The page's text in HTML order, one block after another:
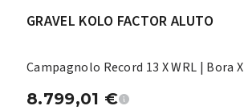
GRAVEL KOLO FACTOR ALUTO
Campagnolo Record 13 X WRL | Bora X
8.799,01 €